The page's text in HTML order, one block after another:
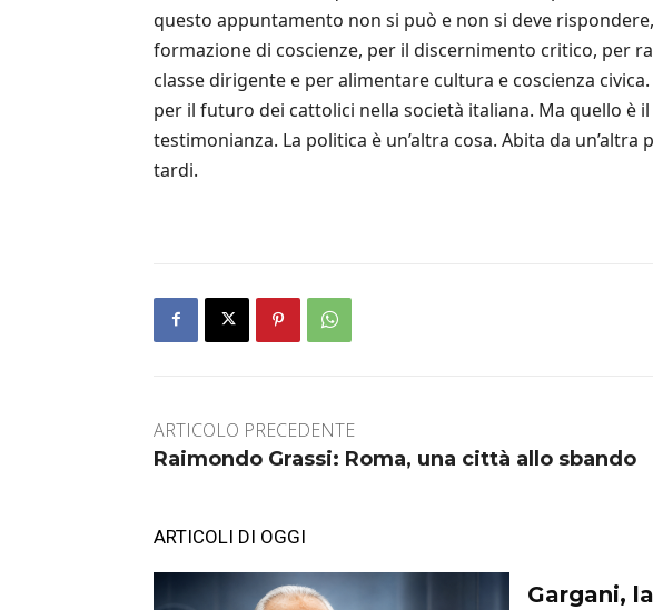
questo appuntamento non si può e non si deve
formazione di coscienze, per il discernimento critico, per
classe dirigente e per alimentare cultura e coscienza
per il futuro dei cattolici nella società italiana. Ma quello è
testimonianza. La politica è un’altra cosa. Abita da
tardi.
ARTICOLO PRECEDENTE
Raimondo Grassi: Roma, una città allo sbando
ARTICOLI DI OGGI
Gargani,